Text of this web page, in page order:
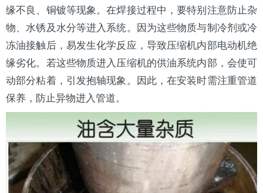
缘不良、铜镀等现象。在焊接过程中，要特别注意防止杂
物、水锈及水分等进入系统。因为这些物质与制冷剂或冷
冻油接触后，易发生化学反应，导致压缩机内部电动机绝
缘劣化。若这些物质进入压缩机的供油系统内部，会使可
动部分粘着，引发抱轴现象。因此，在安装时需注重管道
保养，防止异物进入管道。